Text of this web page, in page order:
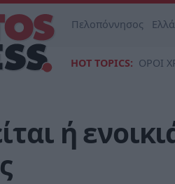
Πελοπόννησος
HOT TOPICS: ΟΡΟΙ
ή